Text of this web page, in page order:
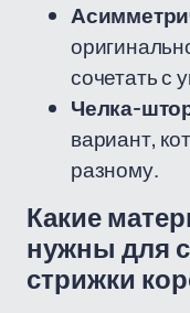
сочетать с
Челка-
вариант,
разному.
Какие
нужны для
стрижки